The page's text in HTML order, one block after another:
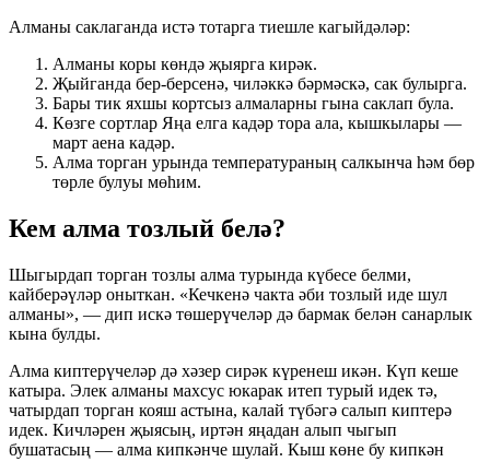
Алманы саклаганда истә тотарга тиешле кагыйдәләр:
Алманы коры көндә җыярга кирәк.
Җыйганда бер-берсенә, чиләккә бәрмәскә, сак булырга.
Бары тик яхшы кортсыз алмаларны гына саклап була.
Көзге сортлар Яңа елга кадәр тора ала, кышкылары —
март аена кадәр.
Алма торган урында температураның салкынча һәм бөр
төрле булуы мөһим.
Кем алма тозлый белә?
Шыгырдап торган тозлы алма турында күбесе белми,
кайберәүләр оныткан. «Кечкенә чакта әби тозлый иде шул
алманы», — дип искә төшерүчеләр дә бармак белән санарлык
кына булды.
Алма киптерүчеләр дә хәзер сирәк күренеш икән. Күп кеше
катыра. Элек алманы махсус юкарак итеп турый идек тә,
чатырдап торган кояш астына, калай түбәгә салып киптерә
идек. Кичләрен җыясың, иртән яңадан алып чыгып
бушатасың — алма кипкәнче шулай. Кыш көне бу кипкән